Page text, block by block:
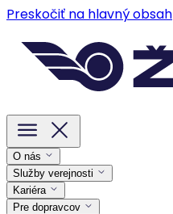
Preskočiť na hlavný obsah
O nás
Služby verejnosti
Kariéra
Pre dopravcov